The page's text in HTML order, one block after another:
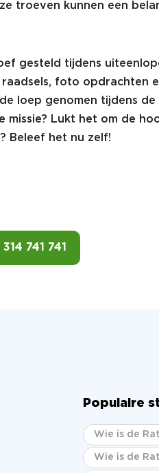
troeven kunnen een
gesteld tijdens
foto opdrachten
loep genomen tijdens
missie? Lukt het om de
Beleef het nu zelf!
741 741
Populaire
Wie is de
Wie is de